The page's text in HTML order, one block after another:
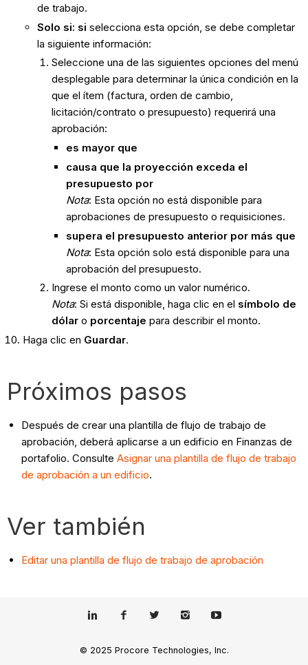
de trabajo.
Solo si: si selecciona esta opción, se debe completar
la siguiente información:
Seleccione una de las siguientes opciones del menú
desplegable para determinar la única condición en la
que el ítem (factura, orden de cambio,
licitación/contrato o presupuesto) requerirá una
aprobación:
es mayor que
causa que la proyección exceda el
presupuesto por
Nota: Esta opción no está disponible para
aprobaciones de presupuesto o requisiciones.
supera el presupuesto anterior por más que
Nota: Esta opción solo está disponible para una
aprobación del presupuesto.
Ingrese el monto como un valor numérico.
Nota: Si está disponible, haga clic en el símbolo de
dólaro porcentaje para describir el monto.
Haga clic en Guardar.
Próximos pasos
Después de crear una plantilla de flujo de trabajo de
aprobación, deberá aplicarse a un edificio en Finanzas de
portafolio. ConsulteAsignar una plantilla de flujo de trabajo
de aprobación a un edificio.
Ver también
Editar una plantilla de flujo de trabajo de aprobación
© 2025 Procore Technologies, Inc.